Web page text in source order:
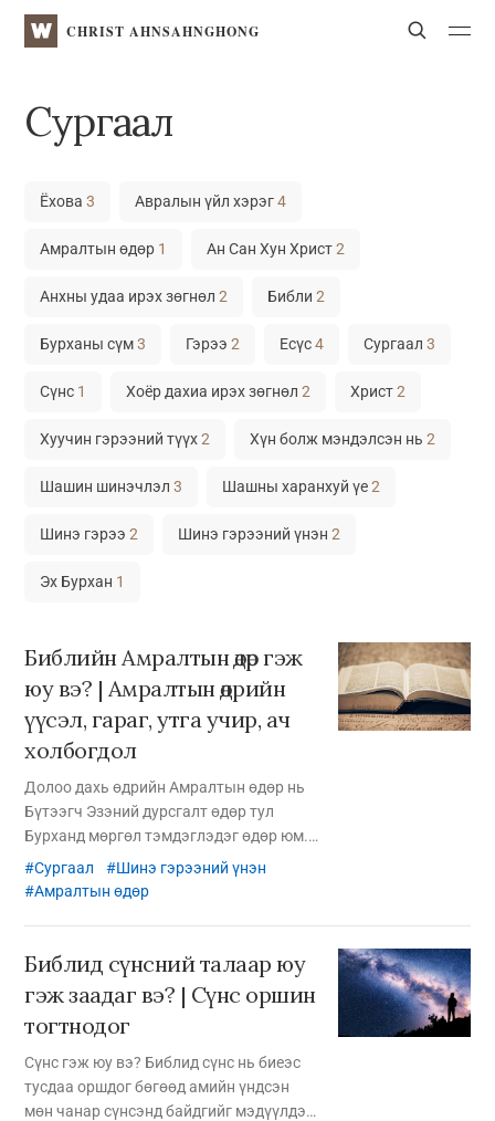
WATVCHRIST AHNSAHNGHONG Search
Сургаал
Ёхова3 Авралын үйл хэрэг4
Амралтын өдөр 1 Ан Сан Хун Христ2
Анхны удаа ирэх зөгнөл2 Библи2
Бурханы сүм3 Гэрээ2 Есүс4 Сургаал3
Сүнс 1 Хоёр дахиа ирэх зөгнөл2 Христ2
Хуучин гэрээний түүх2 Хүн болж мэндэлсэн нь2
Шашин шинэчлэл3 Шашны харанхуй үе2
Шинэ гэрээ2 Шинэ гэрээний үнэн2
Эх Бурхан 1
Библийн Амралтын өдөр гэж
юу вэ? | Амралтын өдрийн
үүсэл, гараг, утга учир, ач
холбогдол
Долоо дахь өдрийн Амралтын өдөр нь
Бүтээгч Эзэний дурсгалт өдөр тул
Бурханд мөргөл тэмдэглэдэг өдөр юм.
Ням гаргийн мөргөл Библид байдаггүй.
Шинэ гэрээний үед Есүс болон элч нар
Сургаал
Шинэ гэрээний үнэн
Амралтын өдөр
Библид сүнсний талаар юу
гэж заадаг вэ? | Сүнс оршин
тогтнодог
Сүнс гэж юу вэ? Библид сүнс нь биеэс
тусдаа оршдог бөгөөд амийн үндсэн
мөн чанар сүнсэнд байдгийг мэдүүлдэг.